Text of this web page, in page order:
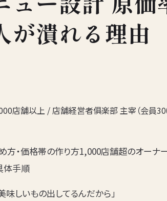
が潰れる理由
店舗以上 / 店舗経営者俱楽部 主宰（会員
方・価格帯の作り方1,000店舗超のオーナ
体手順
しいもの出してるんだから」